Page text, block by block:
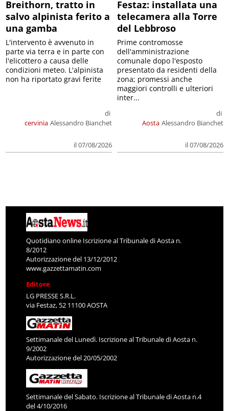
Breithorn, tratto in
salvo alpinista ferito a
una gamba
cervinia
di
Alessandro Bianchet
il 07/08/2026
L'intervento è avvenuto in
parte via terra e in parte con
l'elicottero a causa delle
condizioni meteo. L'alpinista
non ha riportato gravi ferite
Festaz: installata una
telecamera alla Torre
del Lebbroso
Aosta
di
Alessandro Bianchet
il 07/08/2026
Prime contromosse
dell'amministrazione
comunale dopo l'esposto
presentato da residenti della
zona; promessi anche
maggiori controlli e ulteriori
inter...
Quotidiano online Iscrizione al Tribunale di Aosta n.
8/2012
Autorizzazione del 13/12/2012
www.gazzettamatin.com
Editore
LG PRESSE S.R.L.
via Festaz, 52 11100 AOSTA
Settimanale del Lunedì. Iscrizione al Tribunale di Aosta n.
9/2002
Autorizzazione del 20/05/2002
Settimanale del Sabato. Iscrizione al Tribunale di Aosta n.4
del 4/10/2016